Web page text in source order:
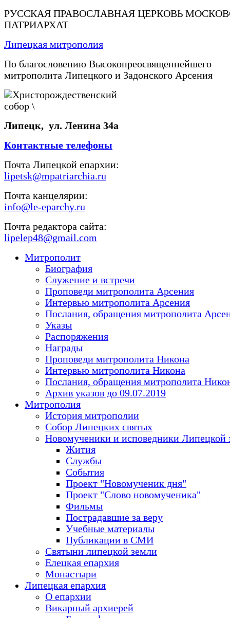
РУССКАЯ ПРАВОСЛАВНАЯ ЦЕРКОВЬ
ПАТРИАРХАТ
Липецкая митрополия
По благословению Высокопреосвященнейшего
митрополита Липецкого и Задонского Арсения
Липецк, ул. Ленина 34а
Контактные телефоны
Почта Липецкой епархии:
lipetsk@mpatriarchia.ru
Почта канцелярии:
info@le-eparchy.ru
Почта редактора сайта:
lipelep48@gmail.com
Митрополит
Биография
Служение и встречи
Проповеди митрополита Арсения
Интервью митрополита Арсения
Послания, обращения митрополита
Указы
Распоряжения
Награды
Проповеди митрополита Никона
Интервью митрополита Никона
Послания, обращения митрополита
Архив указов до 09.07.2019
Митрополия
История митрополии
Собор Липецких святых
Новомученики и исповедники Липецкой
Жития
Службы
События
Проект "Новомученик дня"
Проект "Слово новомученика"
Фильмы
Пострадавшие за веру
Учебные материалы
Публикации в СМИ
Святыни липецкой земли
Елецкая епархия
Монастыри
Липецкая епархия
О епархии
Викарный архиерей